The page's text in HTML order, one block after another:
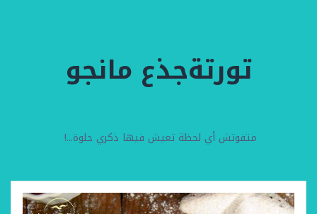
تورتةجذع مانجو
متفوتش أي لحظة تعيش فيها ذكري حلوة...!